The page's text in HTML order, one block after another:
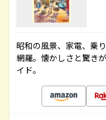
昭和の風景、家電、乗
網羅。懐かしさと驚き
イド。